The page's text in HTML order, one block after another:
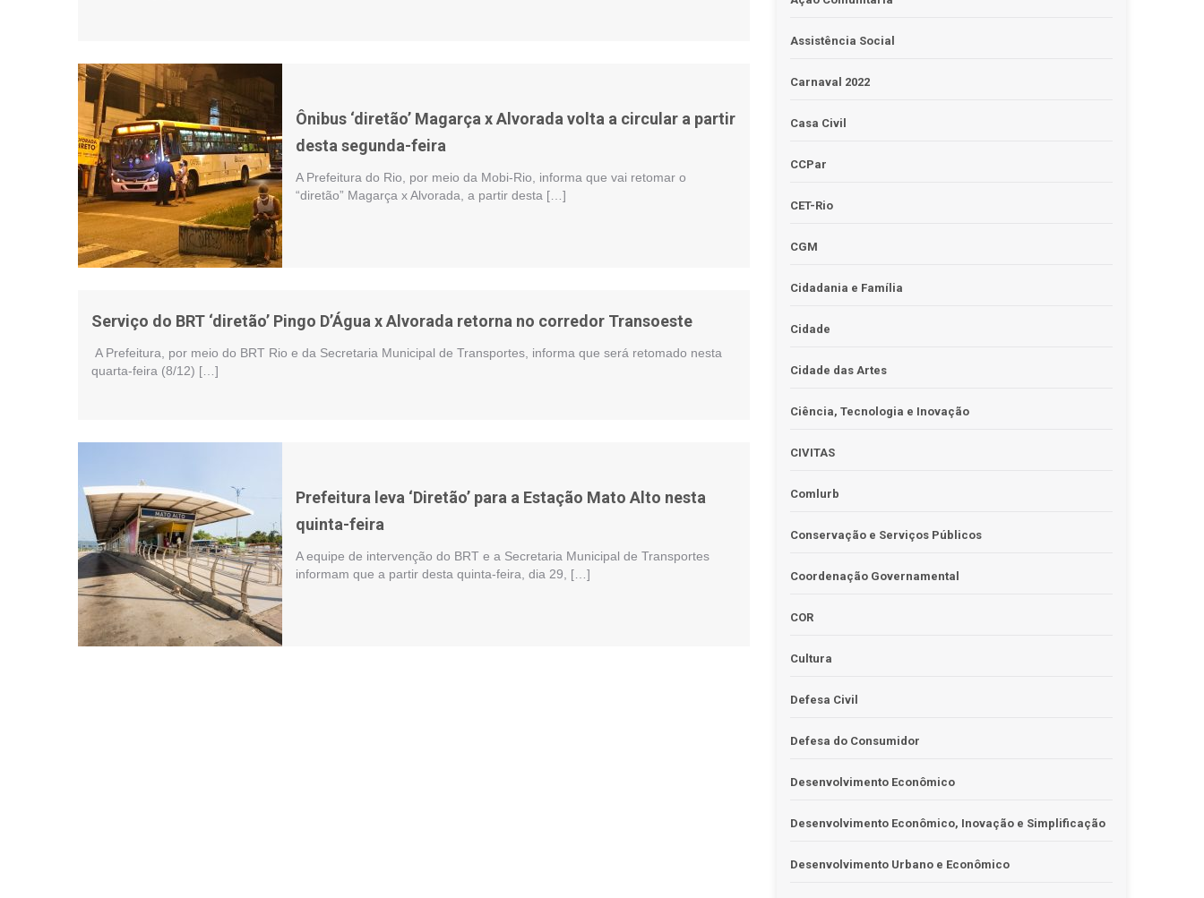
Ônibus ‘diretão’ Magarça x Alvorada volta a circular a partir
desta segunda-feira
A Prefeitura do Rio, por meio da Mobi-Rio, informa que vai retomar o
“diretão” Magarça x Alvorada, a partir desta […]
Serviço do BRT ‘diretão’ Pingo D’Água x Alvorada retorna no corredor Transoeste
A Prefeitura, por meio do BRT Rio e da Secretaria Municipal de Transportes, informa que será retomado nesta
quarta-feira (8/12) […]
Prefeitura leva ‘Diretão’ para a Estação Mato Alto nesta
quinta-feira
A equipe de intervenção do BRT e a Secretaria Municipal de Transportes
informam que a partir desta quinta-feira, dia 29, […]
Assistência Social
Carnaval 2022
Casa Civil
CCPar
CET-Rio
CGM
Cidadania e Família
Cidade
Cidade das Artes
Ciência, Tecnologia e Inovação
CIVITAS
Comlurb
Conservação e Serviços Públicos
Coordenação Governamental
COR
Cultura
Defesa Civil
Defesa do Consumidor
Desenvolvimento Econômico
Desenvolvimento Econômico, Inovação e Simplificação
Desenvolvimento Urbano e Econômico